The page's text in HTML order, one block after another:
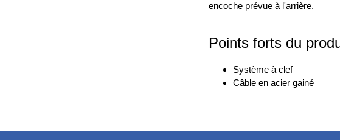
encoche prévue à l'arrière.
Points forts du
Système à clef
Câble en acier gainé